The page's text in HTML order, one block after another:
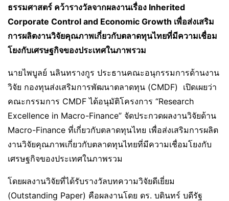
ธรรมศาสตร์ คว้ารางวัลจากผลงานเรื่อง Inherited
Corporate Control and Economic Growth เพื่อส่งเสริม
การผลิตงานวิจัยคุณภาพเกี่ยวกับตลาดทุนไทยที่มีความเชื่อม
โยงกับเศรษฐกิจของประเทศในภาพรวม
นายไพบูลย์ นลินทรางกูร ประธานคณะอนุกรรมการด้านงาน
วิจัย กองทุนส่งเสริมการพัฒนาตลาดทุน (CMDF) เปิดเผยว่า
คณะกรรมการ CMDF ได้อนุมัติโครงการ “Research
Excellence in Macro-Finance” จัดประกวดผลงานวิจัยด้าน
Macro-Finance ที่เกี่ยวกับตลาดทุนไทย เพื่อส่งเสริมการผลิต
งานวิจัยคุณภาพเกี่ยวกับตลาดทุนไทยที่มีความเชื่อมโยงกับ
เศรษฐกิจของประเทศในภาพรวม
โดยผลงานวิจัยที่ได้รับรางวัลบทความวิจัยดีเยี่ยม
(Outstanding Paper) คือผลงานโดย ดร. บดินทร์ บดีรัฐ